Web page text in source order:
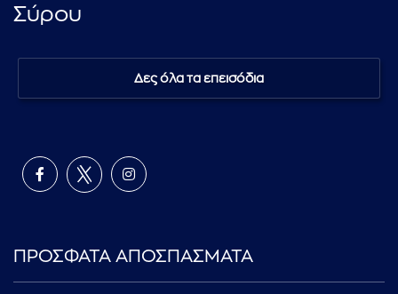
Σύρου
Δες όλα τα επεισόδια
ΠΡΟΣΦΑΤΑ ΑΠΟΣΠΑΣΜΑΤΑ